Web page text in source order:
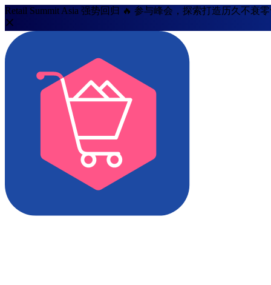
Retail Summit Asia 强势回归 🔥 参与峰会，探索打造历久不衰